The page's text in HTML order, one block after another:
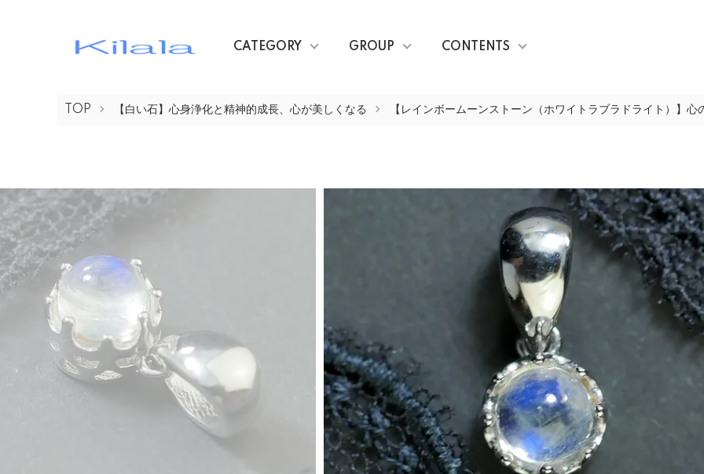
CATEGORY GROUP CONTENTS
TOP 【白い石】心身浄化と精神的成長、心が美しくなる 【レインボームーンストーン（ホワイトラブラドライト）】